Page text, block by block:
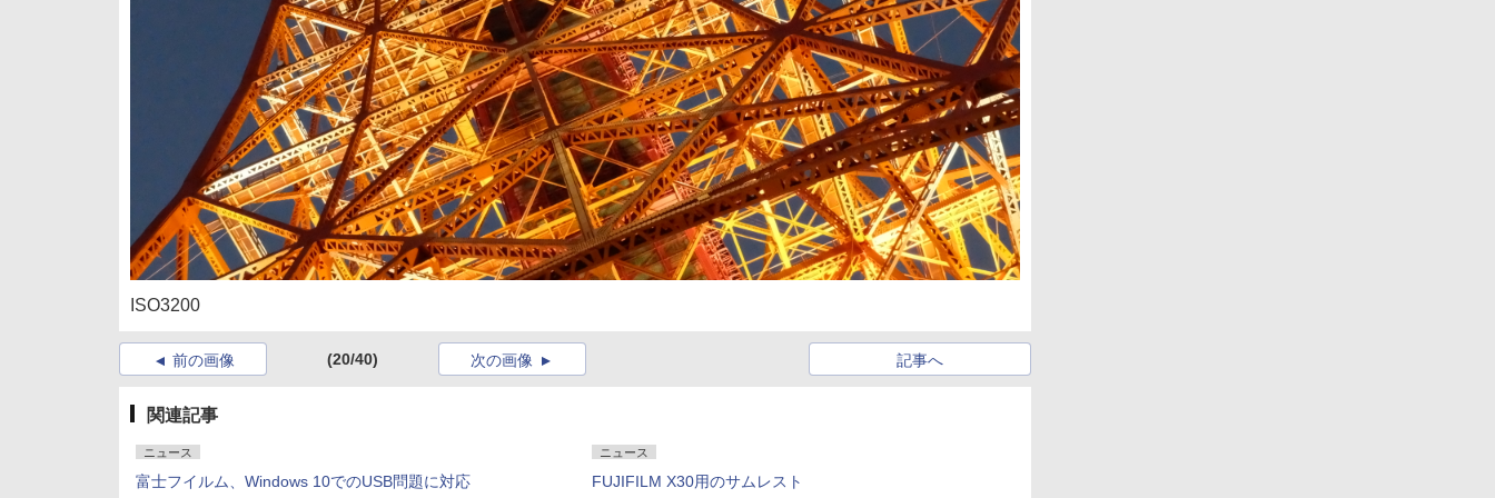
ISO3200
前の画像 (20/40) 記事へ
次の画像
関連記事
ニュース
富士フイルム、Windows 10でのUSB問題に対応
ニュース
FUJIFILM X30用のサムレスト